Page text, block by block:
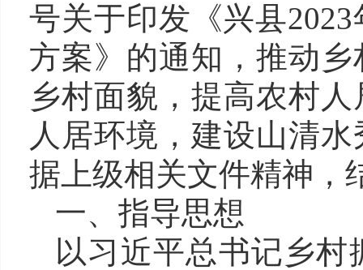
号关于印发《兴县
方案》 的通知， 推动乡
乡村面貌，提高农村
人居环境，建设山清
据上级相关文件精神，
一、指导思想
以习近平总书记乡村